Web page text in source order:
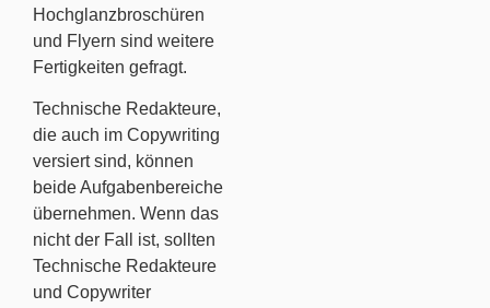
Hochglanzbroschüren
und Flyern sind weitere
Fertigkeiten gefragt.
Technische Redakteure,
die auch im Copywriting
versiert sind, können
beide Aufgabenbereiche
übernehmen. Wenn das
nicht der Fall ist, sollten
Technische Redakteure
und Copywriter